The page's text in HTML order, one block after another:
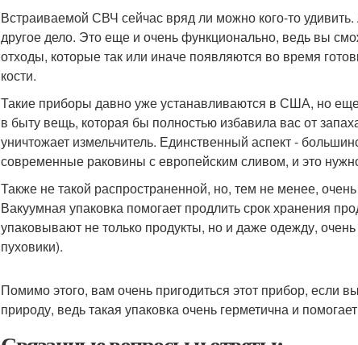
Встраиваемой СВЧ сейчас вряд ли можно кого-то
другое дело. Это еще и очень функционально, ведь вы
отходы, которые так или иначе появляются во время
кости.
Такие приборы давно уже устанавливаются в США, но
в быту вещь, которая бы полностью избавила вас от
уничтожает измельчитель. Единственный аспект -
современные раковины с европейским сливом, и это
Также не такой распространенной, но, тем не менее,
Вакуумная упаковка помогает продлить срок хранения
упаковывают не только продукты, но и даже одежду,
пуховики).
Помимо этого, вам очень пригодиться этот прибор, если
природу, ведь такая упаковка очень герметична и